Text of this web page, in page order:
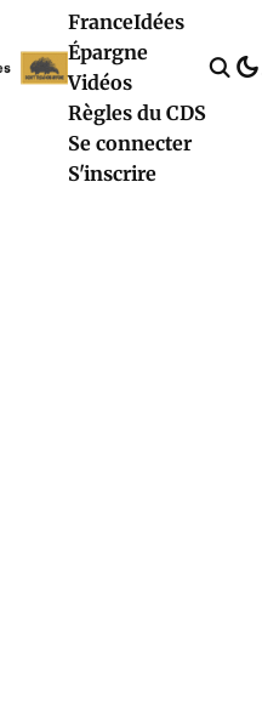
FranceIdées
Épargne
Vidéos
Règles du CDS
Se connecter
S'inscrire